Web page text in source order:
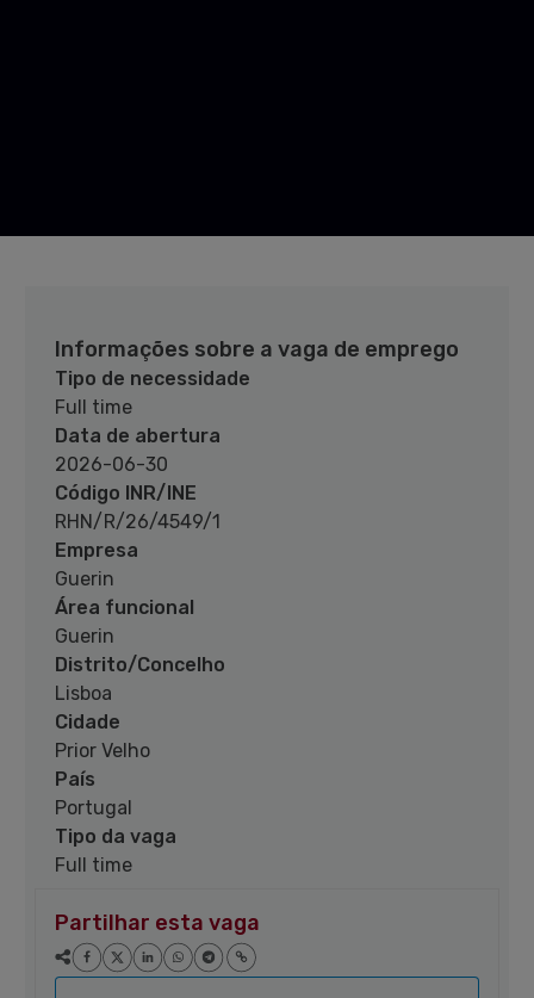
Informações sobre a vaga de emprego
Tipo de necessidade
Full time
Data de abertura
2026-06-30
Código INR/INE
RHN/R/26/4549/1
Empresa
Guerin
Área funcional
Guerin
Distrito/Concelho
Lisboa
Cidade
Prior Velho
País
Portugal
Tipo da vaga
Full time
Partilhar esta vaga